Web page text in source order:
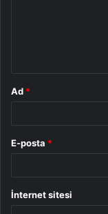
Ad *
E-posta *
İnternet sitesi